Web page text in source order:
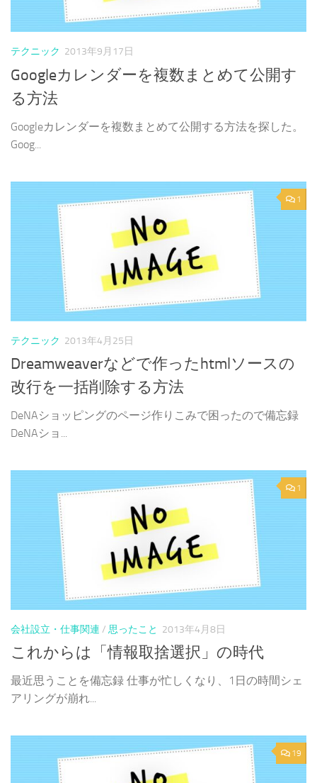
テクニック 2013年9月17日
Googleカレンダーを複数まとめて公開す
る方法
Googleカレンダーを複数まとめて公開する方法を探した。
Goog...
1
テクニック 2013年4月25日
Dreamweaverなどで作ったhtmlソースの
改行を一括削除する方法
DeNAショッピングのページ作りこみで困ったので備忘録
DeNAショ...
1
会社設立・仕事関連 / 思ったこと 2013年4月8日
これからは「情報取捨選択」の時代
最近思うことを備忘録 仕事が忙しくなり、1日の時間シェ
アリングが崩れ...
19